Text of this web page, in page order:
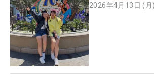
2026年4月13日 (